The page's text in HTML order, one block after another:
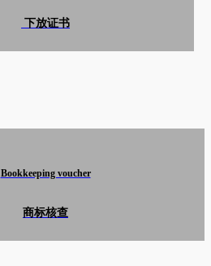
下放证书
Bookkeeping voucher
商标核查